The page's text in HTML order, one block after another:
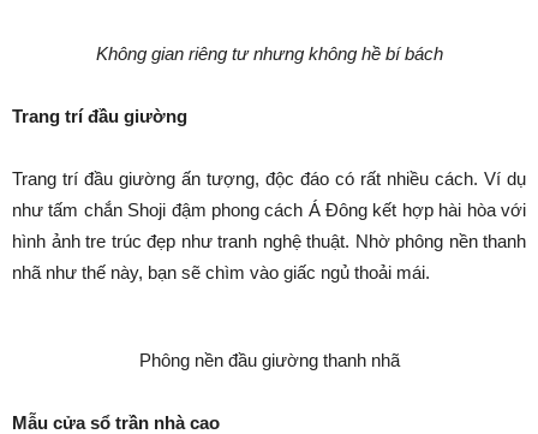
Không gian riêng tư nhưng không hề bí bách
Trang trí đầu giường
Trang trí đầu giường ấn tượng, độc đáo có rất nhiều cách. Ví dụ
như tấm chắn Shoji đậm phong cách Á Đông kết hợp hài hòa với
hình ảnh tre trúc đẹp như tranh nghệ thuật. Nhờ phông nền thanh
nhã như thế này, bạn sẽ chìm vào giấc ngủ thoải mái.
Phông nền đầu giường thanh nhã
Mẫu cửa sổ trần nhà cao